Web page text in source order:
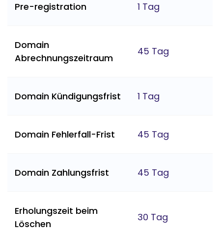
Pre-registration 1 Tag
Domain
Abrechnungszeitraum
45 Tag
Domain Kündigungsfrist 1 Tag
Domain Fehlerfall-Frist 45 Tag
Domain Zahlungsfrist 45 Tag
Erholungszeit beim
Löschen
30 Tag